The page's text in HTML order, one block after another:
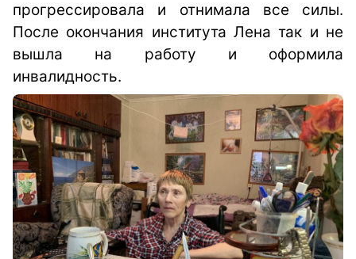
прогрессировала и отнимала все силы.
После окончания института Лена так и не
вышла на работу и оформила
инвалидность.